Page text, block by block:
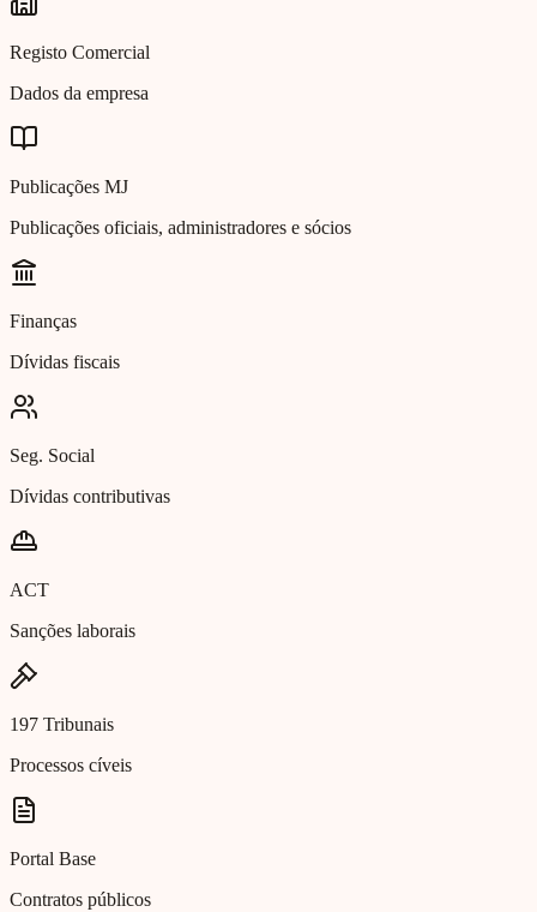
Registo Comercial
Dados da empresa
Publicações MJ
Publicações oficiais, administradores e sócios
Finanças
Dívidas fiscais
Seg. Social
Dívidas contributivas
ACT
Sanções laborais
197 Tribunais
Processos cíveis
Portal Base
Contratos públicos